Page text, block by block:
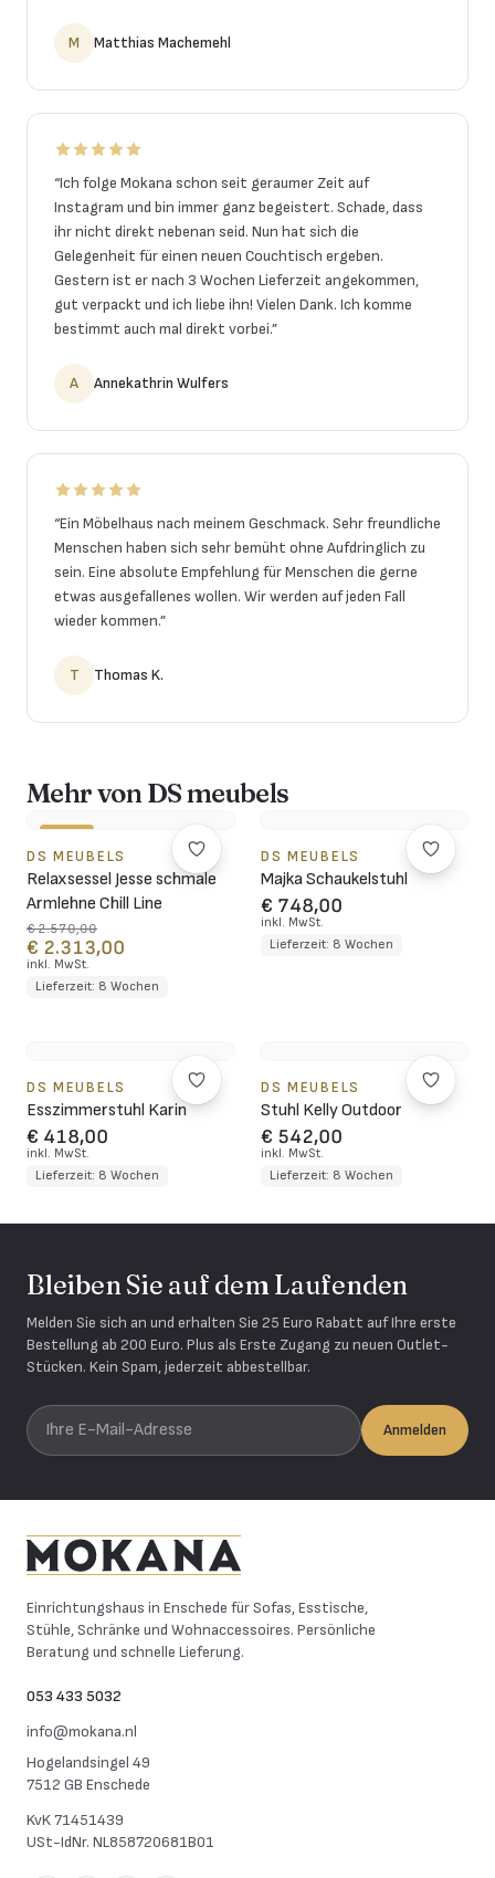
M Matthias Machemehl
“Ich folge Mokana schon seit geraumer Zeit auf
Instagram und bin immer ganz begeistert. Schade, dass
ihr nicht direkt nebenan seid. Nun hat sich die
Gelegenheit für einen neuen Couchtisch ergeben.
Gestern ist er nach 3 Wochen Lieferzeit angekommen,
gut verpackt und ich liebe ihn! Vielen Dank. Ich komme
bestimmt auch mal direkt vorbei.”
A Annekathrin Wulfers
“Ein Möbelhaus nach meinem Geschmack. Sehr freundliche
Menschen haben sich sehr bemüht ohne Aufdringlich zu
sein. Eine absolute Empfehlung für Menschen die gerne
etwas ausgefallenes wollen. Wir werden auf jeden Fall
wieder kommen.”
T Thomas K.
Mehr von DS meubels
DS MEUBELS
Relaxsessel Jesse schmale
Armlehne Chill Line
€ 2.570,00
€ 2.313,00
inkl. MwSt.
Lieferzeit: 8 Wochen
DS MEUBELS
Majka Schaukelstuhl
€ 748,00
inkl. MwSt.
Lieferzeit: 8 Wochen
DS MEUBELS
Esszimmerstuhl Karin
€ 418,00
inkl. MwSt.
Lieferzeit: 8 Wochen
DS MEUBELS
Stuhl Kelly Outdoor
€ 542,00
inkl. MwSt.
Lieferzeit: 8 Wochen
Bleiben Sie auf dem Laufenden
Melden Sie sich an und erhalten Sie 25 Euro Rabatt auf Ihre erste
Bestellung ab 200 Euro. Plus als Erste Zugang zu neuen Outlet-
Stücken. Kein Spam, jederzeit abbestellbar.
Ihre E-Mail-Adresse
Anmelden
Einrichtungshaus in Enschede für Sofas, Esstische,
Stühle, Schränke und Wohnaccessoires. Persönliche
Beratung und schnelle Lieferung.
053 433 5032
info@mokana.nl
Hogelandsingel 49
7512 GB Enschede
KvK71451439
USt-IdNr. NL858720681B01